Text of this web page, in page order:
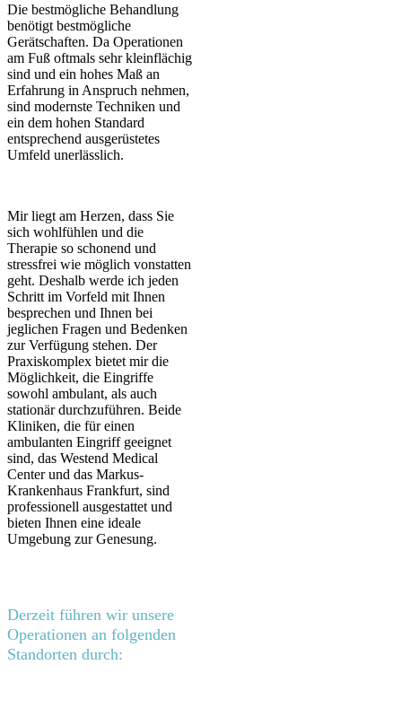
Die bestmögliche Behandlung
benötigt bestmögliche
Gerätschaften. Da Operationen
am Fuß oftmals sehr kleinflächig
sind und ein hohes Maß an
Erfahrung in Anspruch nehmen,
sind modernste Techniken und
ein dem hohen Standard
entsprechend ausgerüstetes
Umfeld unerlässlich.
Mir liegt am Herzen, dass Sie
sich wohlfühlen und die
Therapie so schonend und
stressfrei wie möglich vonstatten
geht. Deshalb werde ich jeden
Schritt im Vorfeld mit Ihnen
besprechen und Ihnen bei
jeglichen Fragen und Bedenken
zur Verfügung stehen. Der
Praxiskomplex bietet mir die
Möglichkeit, die Eingriffe
sowohl ambulant, als auch
stationär durchzuführen. Beide
Kliniken, die für einen
ambulanten Eingriff geeignet
sind, das Westend Medical
Center und das Markus-
Krankenhaus Frankfurt, sind
professionell ausgestattet und
bieten Ihnen eine ideale
Umgebung zur Genesung.
Derzeit führen wir unsere
Operationen an folgenden
Standorten durch: